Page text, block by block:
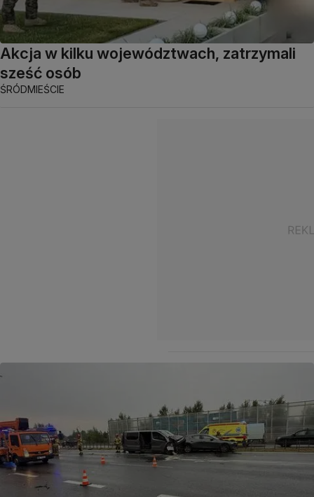
Akcja w kilku województwach, zatrzymali
sześć osób
ŚRÓDMIEŚCIE